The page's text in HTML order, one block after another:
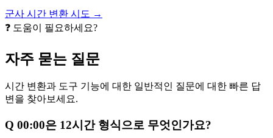
군사 시간 변환 시도 →
❓ 도움이 필요하세요?
자주 묻는 질문
시간 변환과 도구 기능에 대한 일반적인 질문에 대한 빠른 답
변을 찾아보세요.
Q 00:00은 12시간 형식으로 무엇인가요?